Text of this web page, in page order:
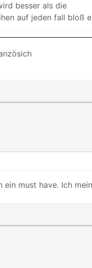
besser als die
auf jeden fall bloß
ein must have. Ich